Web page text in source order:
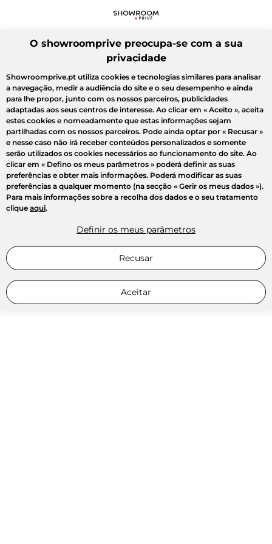
O showroomprive preocupa-se com a sua
privacidade
Showroomprive.pt utiliza cookies e tecnologias similares para analisar
a navegação, medir a audiência do site e o seu desempenho e ainda
para lhe propor, junto com os nossos parceiros, publicidades
adaptadas aos seus centros de interesse. Ao clicar em « Aceito », aceita
estes cookies e nomeadamente que estas informações sejam
partilhadas com os nossos parceiros. Pode ainda optar por « Recusar »
e nesse caso não irá receber conteúdos personalizados e somente
serão utilizados os cookies necessários ao funcionamento do site. Ao
clicar em « Defino os meus parâmetros » poderá definir as suas
preferências e obter mais informações. Poderá modificar as suas
preferências a qualquer momento (na secção « Gerir os meus dados »).
Para mais informações sobre a recolha dos dados e o seu tratamento
clique aqui.
Definir os meus parâmetros
Recusar
Aceitar